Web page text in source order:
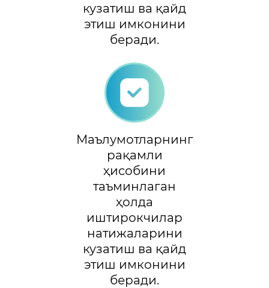
кузатиш ва қайд
этиш имконини
беради.
Маълумотларнинг
рақамли
ҳисобини
таъминлаган
ҳолда
иштирокчилар
натижаларини
кузатиш ва қайд
этиш имконини
беради.